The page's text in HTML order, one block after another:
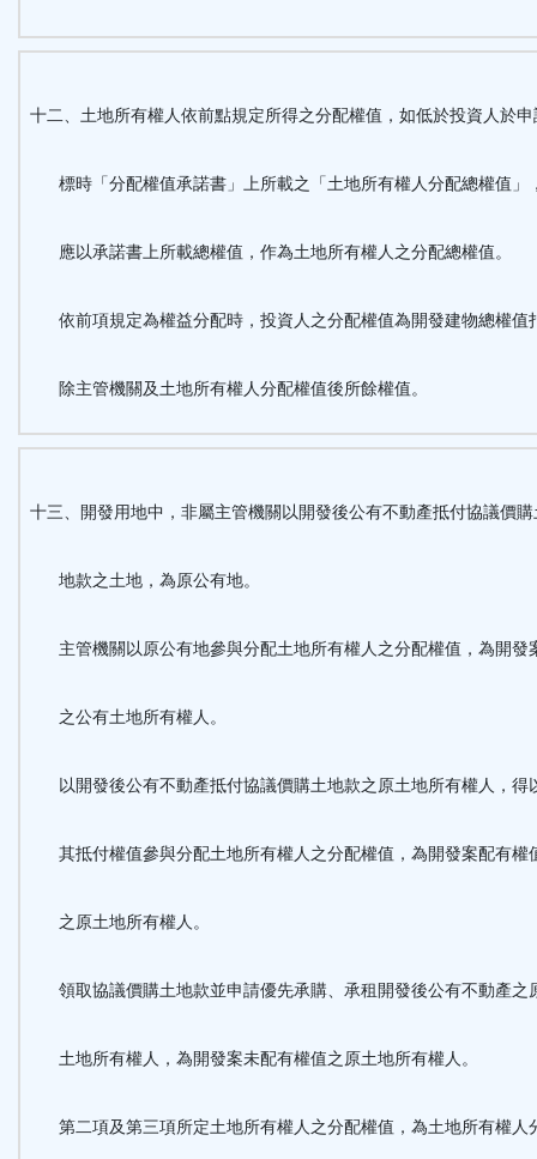
十二、土地所有權人依前點規定所得之分配權值，如低於投資人於申
標時「分配權值承諾書」上所載之「土地所有權人分配總權值」
應以承諾書上所載總權值，作為土地所有權人之分配總權值。
依前項規定為權益分配時，投資人之分配權值為開發建物總權值
除主管機關及土地所有權人分配權值後所餘權值。
十三、開發用地中，非屬主管機關以開發後公有不動產抵付協議價
地款之土地，為原公有地。
主管機關以原公有地參與分配土地所有權人之分配權值，為開發
之公有土地所有權人。
以開發後公有不動產抵付協議價購土地款之原土地所有權人，得
其抵付權值參與分配土地所有權人之分配權值，為開發案配有權
之原土地所有權人。
領取協議價購土地款並申請優先承購、承租開發後公有不動產之
土地所有權人，為開發案未配有權值之原土地所有權人。
第二項及第三項所定土地所有權人之分配權值，為土地所有